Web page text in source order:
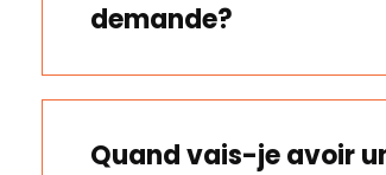
demande?
Quand vais-je avoir